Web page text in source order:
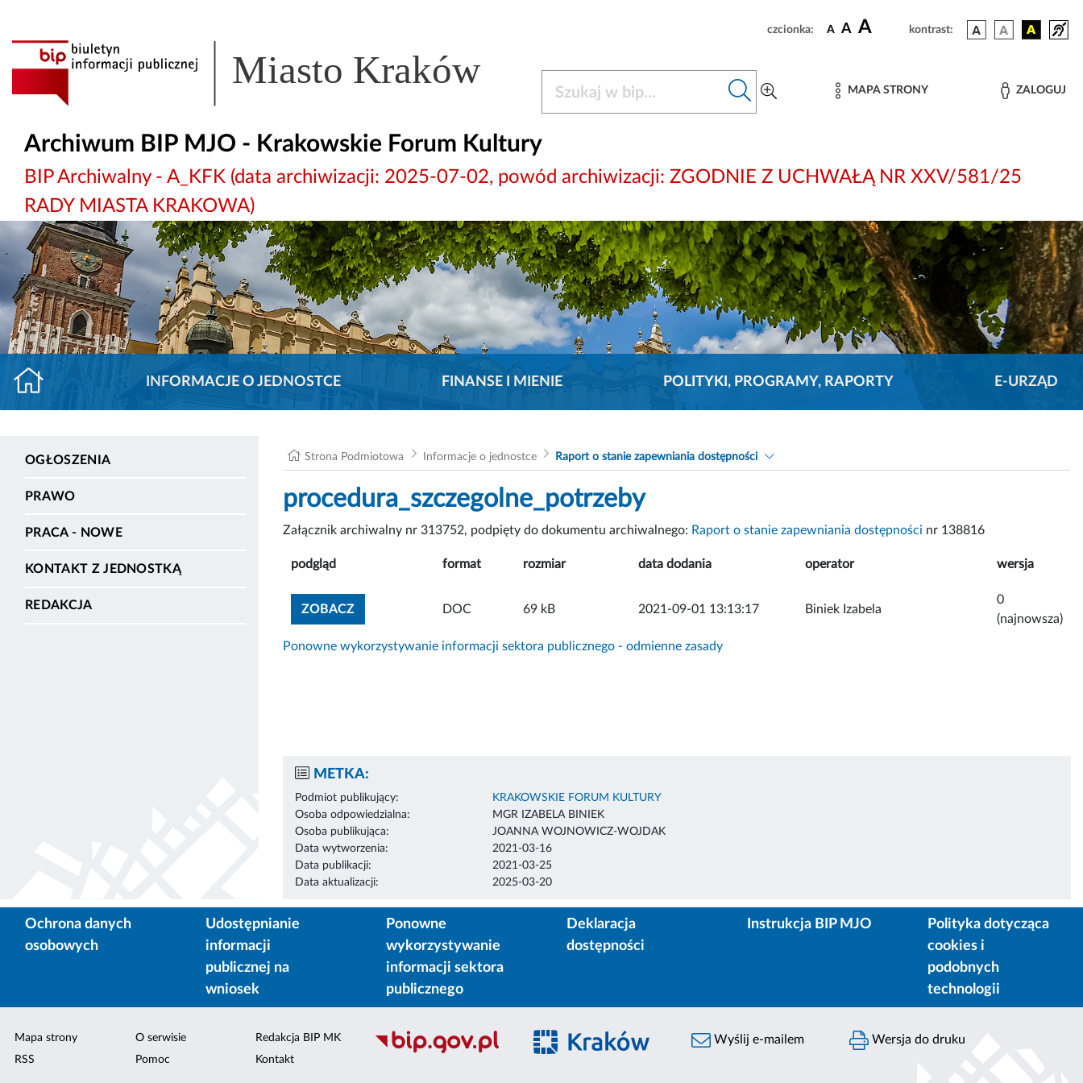
czcionka: A A A kontrast:
Miasto Kraków MAPA STRONY ZALOGUJ
Archiwum BIP MJO - Krakowskie Forum Kultury
BIP Archiwalny - A_KFK (data archiwizacji: 2025-07-02, powód archiwizacji: ZGODNIE Z UCHWAŁĄ NR XXV/581/25
RADY MIASTA KRAKOWA)
INFORMACJE O JEDNOSTCE FINANSE I MIENIE POLITYKI, PROGRAMY, RAPORTY E-URZĄD
OGŁOSZENIA
PRAWO
PRACA - NOWE
KONTAKT Z JEDNOSTKĄ
REDAKCJA
Strona Podmiotowa Informacje o jednostce Raport o stanie zapewniania dostępności
procedura_szczegolne_potrzeby
Załącznik archiwalny nr 313752, podpięty do dokumentu archiwalnego: Raport o stanie zapewniania dostępności nr 138816
podgląd format rozmiar data dodania operator wersja
ZOBACZZOBACZ ZAŁĄCZNIK
DOC 69 kB 2021-09-01 13:13:17 Biniek Izabela
0
(najnowsza)
Ponowne wykorzystywanie informacji sektora publicznego - odmienne zasady
METKA:
Podmiot publikujący:
KRAKOWSKIE FORUM KULTURY
Osoba odpowiedzialna:
MGR IZABELA BINIEK
Osoba publikująca:
JOANNA WOJNOWICZ-WOJDAK
Data wytworzenia:
2021-03-16
Data publikacji:
2021-03-25
Data aktualizacji:
2025-03-20
Ochrona danych
osobowych
Udostępnianie
informacji
publicznej na
wniosek
Ponowne
wykorzystywanie
informacji sektora
publicznego
Deklaracja
dostępności
Instrukcja BIP MJO
Polityka dotycząca
cookies i
podobnych
technologii
Mapa strony
RSS
O serwisie
Pomoc
Redakcja BIP MK
Kontakt
Wyślij e-mailem Wersja do druku